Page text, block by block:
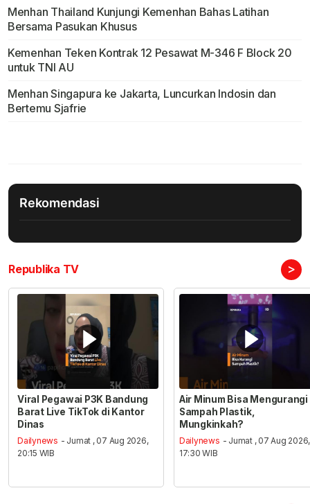
Menhan Thailand Kunjungi Kemenhan Bahas Latihan
Bersama Pasukan Khusus
Kemenhan Teken Kontrak 12 Pesawat M-346 F Block 20
untuk TNI AU
Menhan Singapura ke Jakarta, Luncurkan Indosin dan
Bertemu Sjafrie
Rekomendasi
Republika TV >
Viral Pegawai P3K Bandung
Barat Live TikTok di Kantor
Dinas
Dailynews - Jumat , 07 Aug 2026,
20:15 WIB
Air Minum Bisa Mengurangi
Sampah Plastik,
Mungkinkah?
Dailynews - Jumat , 07 Aug 2026,
17:30 WIB